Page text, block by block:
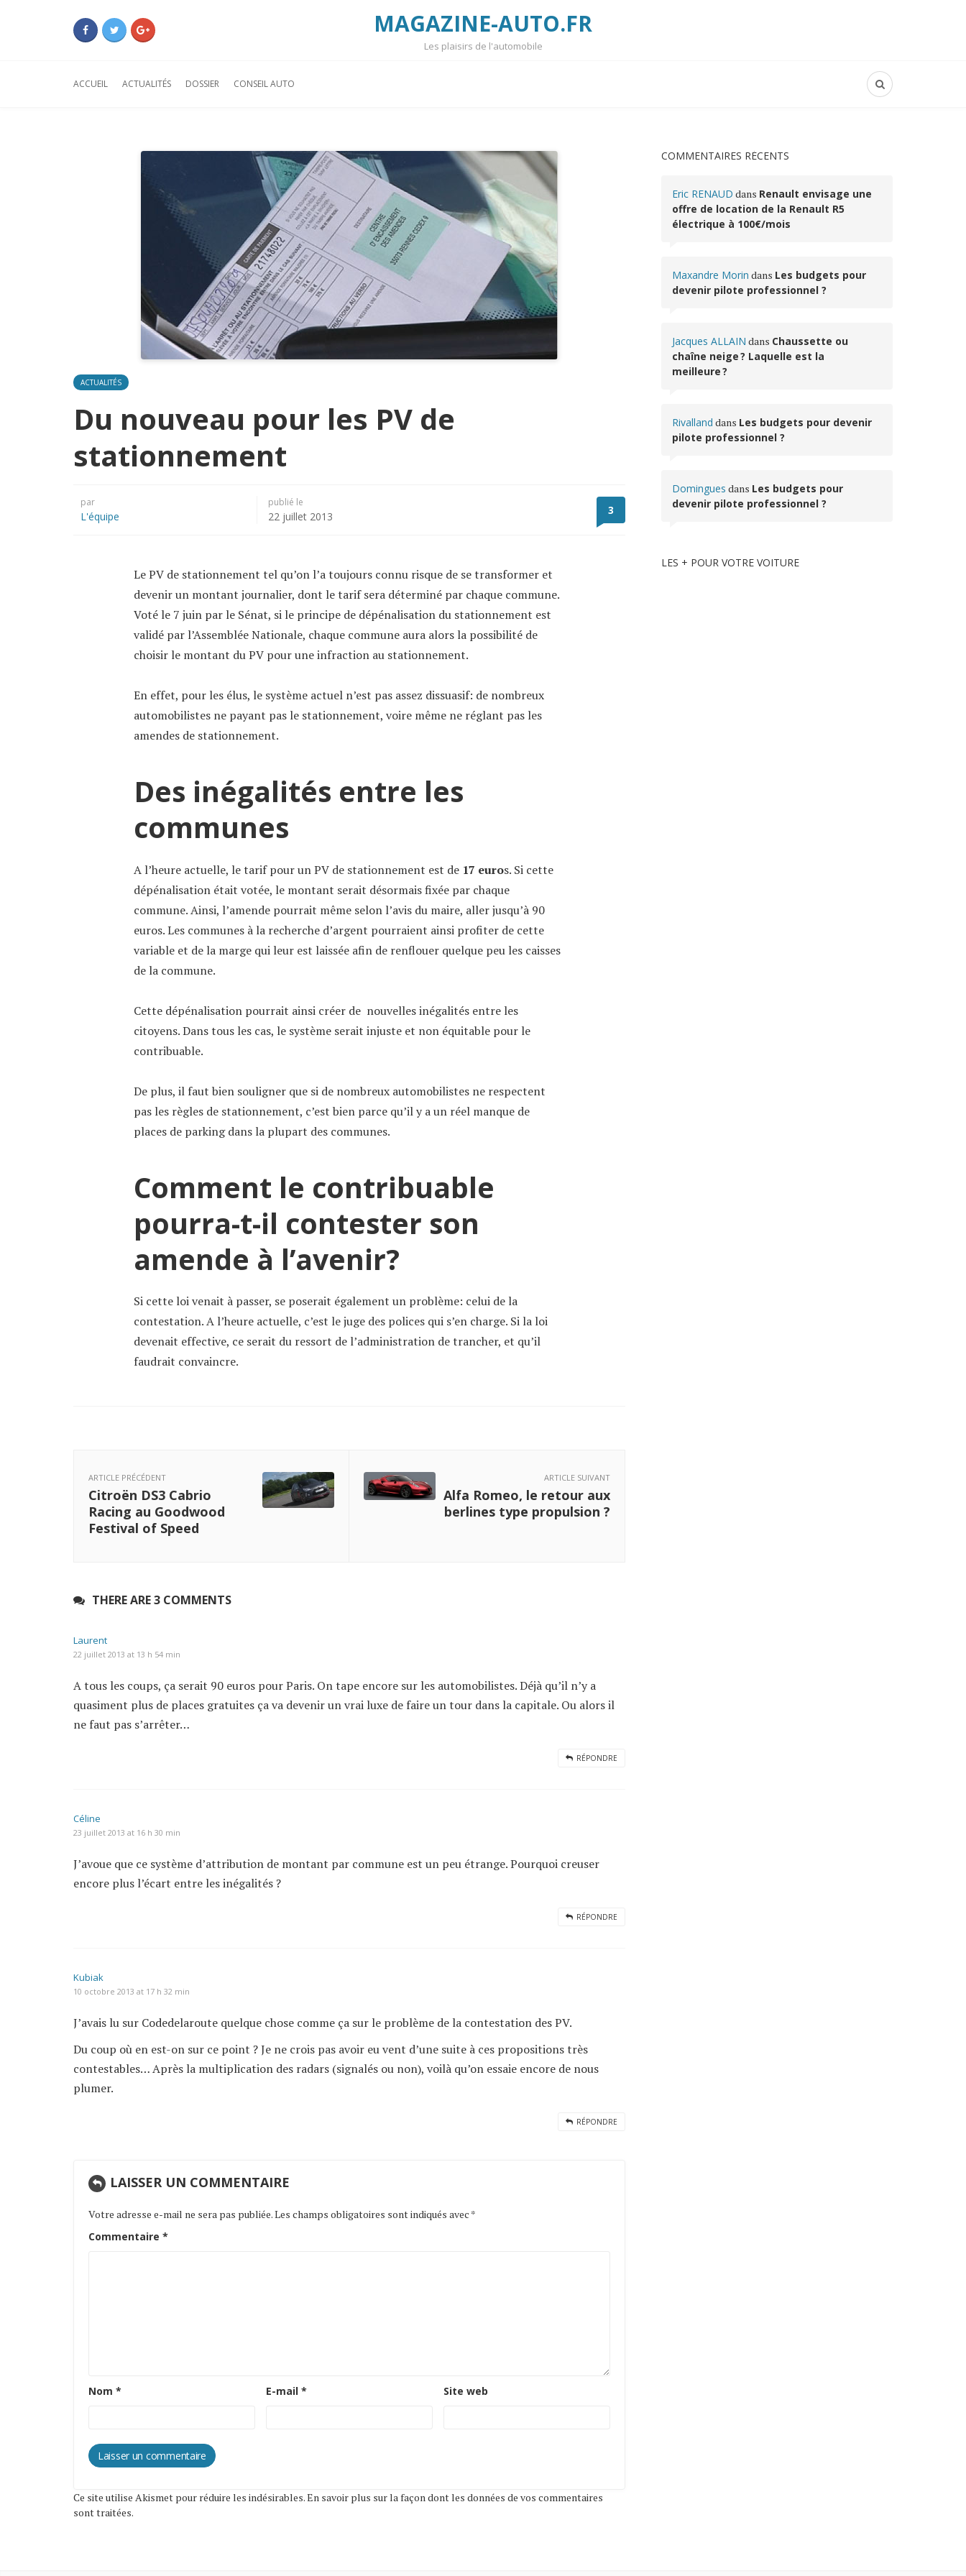
MAGAZINE-AUTO.FR
Les plaisirs de l'automobile
ACCUEIL ACTUALITÉS DOSSIER CONSEIL AUTO
ACTUALITÉS
Du nouveau pour les PV de
stationnement
par
L'équipe
publié le
22 juillet 2013 3
Le PV de stationnement tel qu’on l’a toujours connu risque de se transformer et
devenir un montant journalier, dont le tarif sera déterminé par chaque commune.
Voté le 7 juin par le Sénat, si le principe de dépénalisation du stationnement est
validé par l’Assemblée Nationale, chaque commune aura alors la possibilité de
choisir le montant du PV pour une infraction au stationnement.
En effet, pour les élus, le système actuel n’est pas assez dissuasif: de nombreux
automobilistes ne payant pas le stationnement, voire même ne réglant pas les
amendes de stationnement.
Des inégalités entre les
communes
A l’heure actuelle, le tarif pour un PV de stationnement est de 17 euros. Si cette
dépénalisation était votée, le montant serait désormais fixée par chaque
commune. Ainsi, l’amende pourrait même selon l’avis du maire, aller jusqu’à 90
euros. Les communes à la recherche d’argent pourraient ainsi profiter de cette
variable et de la marge qui leur est laissée afin de renflouer quelque peu les caisses
de la commune.
Cette dépénalisation pourrait ainsi créer de nouvelles inégalités entre les
citoyens. Dans tous les cas, le système serait injuste et non équitable pour le
contribuable.
De plus, il faut bien souligner que si de nombreux automobilistes ne respectent
pas les règles de stationnement, c’est bien parce qu’il y a un réel manque de
places de parking dans la plupart des communes.
Comment le contribuable
pourra-t-il contester son
amende à l’avenir?
Si cette loi venait à passer, se poserait également un problème: celui de la
contestation. A l’heure actuelle, c’est le juge des polices qui s’en charge. Si la loi
devenait effective, ce serait du ressort de l’administration de trancher, et qu’il
faudrait convaincre.
ARTICLE PRÉCÉDENT
Citroën DS3 Cabrio
Racing au Goodwood
Festival of Speed
ARTICLE SUIVANT
Alfa Romeo, le retour aux
berlines type propulsion ?
THERE ARE 3 COMMENTS
Laurent
22 juillet 2013 at 13 h 54 min
A tous les coups, ça serait 90 euros pour Paris. On tape encore sur les automobilistes. Déjà qu’il n’y a
quasiment plus de places gratuites ça va devenir un vrai luxe de faire un tour dans la capitale. Ou alors il
ne faut pas s’arrêter…
RÉPONDRE
Céline
23 juillet 2013 at 16 h 30 min
J’avoue que ce système d’attribution de montant par commune est un peu étrange. Pourquoi creuser
encore plus l’écart entre les inégalités ?
RÉPONDRE
Kubiak
10 octobre 2013 at 17 h 32 min
J’avais lu sur Codedelaroute quelque chose comme ça sur le problème de la contestation des PV.
Du coup où en est-on sur ce point ? Je ne crois pas avoir eu vent d’une suite à ces propositions très
contestables… Après la multiplication des radars (signalés ou non), voilà qu’on essaie encore de nous
plumer.
RÉPONDRE
LAISSER UN COMMENTAIRE
Votre adresse e-mail ne sera pas publiée.Les champs obligatoires sont indiqués avec *
Commentaire *
Nom * E-mail * Site web
Ce site utilise Akismet pour réduire les indésirables.En savoir plus sur la façon dont les données de vos commentaires
sont traitées.
COMMENTAIRES RÉCENTS
Eric RENAUD dans Renault envisage une
offre de location de la Renault R5
électrique à 100€/mois
Maxandre Morin dans Les budgets pour
devenir pilote professionnel ?
Jacques ALLAIN dans Chaussette ou
chaîne neige ? Laquelle est la
meilleure ?
Rivalland dans Les budgets pour devenir
pilote professionnel ?
Domingues dans Les budgets pour
devenir pilote professionnel ?
LES + POUR VOTRE VOITURE